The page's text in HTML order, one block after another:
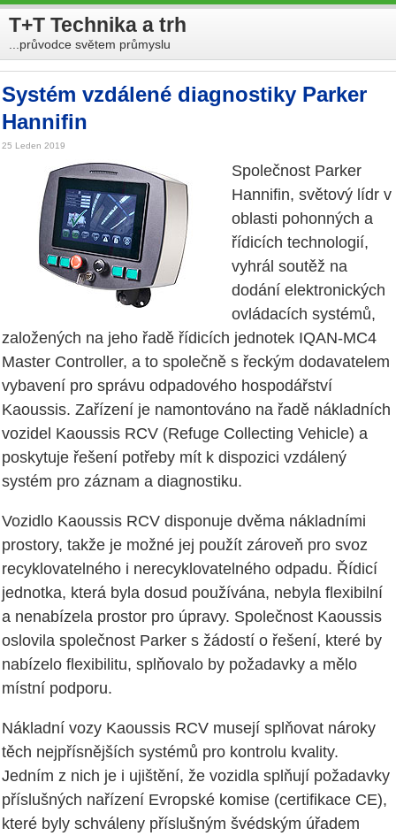
T+T Technika a trh
...průvodce světem průmyslu
Systém vzdálené diagnostiky Parker
Hannifin
25 Leden 2019
Společnost Parker
Hannifin, světový lídr v
oblasti pohonných a
řídicích technologií,
vyhrál soutěž na
dodání elektronických
ovládacích systémů,
založených na jeho řadě řídicích jednotek IQAN-MC4
Master Controller, a to společně s řeckým dodavatelem
vybavení pro správu odpadového hospodářství
Kaoussis. Zařízení je namontováno na řadě nákladních
vozidel Kaoussis RCV (Refuge Collecting Vehicle) a
poskytuje řešení potřeby mít k dispozici vzdálený
systém pro záznam a diagnostiku.
Vozidlo Kaoussis RCV disponuje dvěma nákladními
prostory, takže je možné jej použít zároveň pro svoz
recyklovatelného i nerecyklovatelného odpadu. Řídicí
jednotka, která byla dosud používána, nebyla flexibilní
a nenabízela prostor pro úpravy. Společnost Kaoussis
oslovila společnost Parker s žádostí o řešení, které by
nabízelo flexibilitu, splňovalo by požadavky a mělo
místní podporu.
Nákladní vozy Kaoussis RCV musejí splňovat nároky
těch nejpřísnějších systémů pro kontrolu kvality.
Jedním z nich je i ujištění, že vozidla splňují požadavky
příslušných nařízení Evropské komise (certifikace CE),
které byly schváleny příslušným švédským úřadem